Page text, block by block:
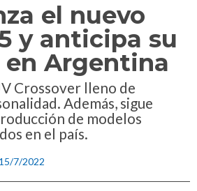
el nuevo
y anticipa su
en Argentina
Crossover lleno de
Además, sigue
de modelos
en el país.
7/2022